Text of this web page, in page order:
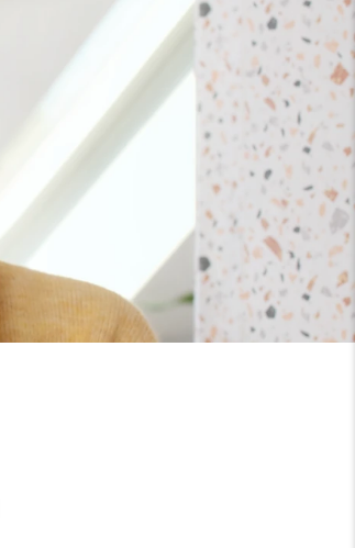
Mina prenumerationer